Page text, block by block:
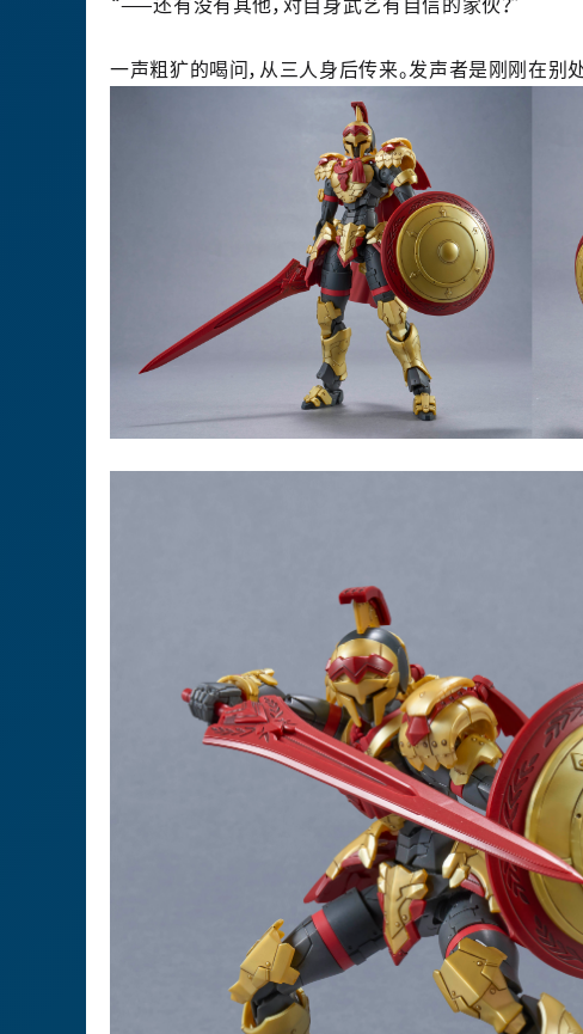
“——还有没有其他，对自身武艺有自信的家伙？”
一声粗犷的喝问，从三人身后传来。发声者是刚刚在别